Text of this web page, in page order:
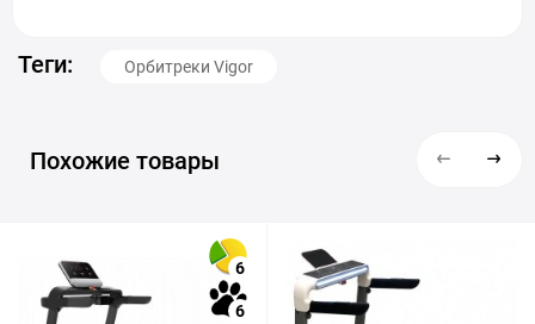
Теги: Орбитреки Vigor
Похожие товары
6
6